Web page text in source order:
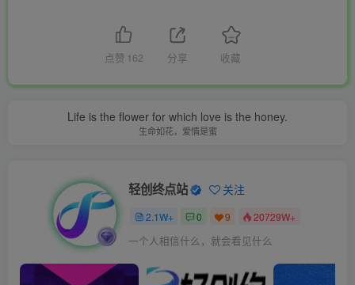
点赞 162 分享 收藏
Life is the flower for which love is the honey.
生命如花，爱情是蜜
轻创终点站 关注
2.1W+ 0 9 20729W+
一个人相信什么，就会看见什么